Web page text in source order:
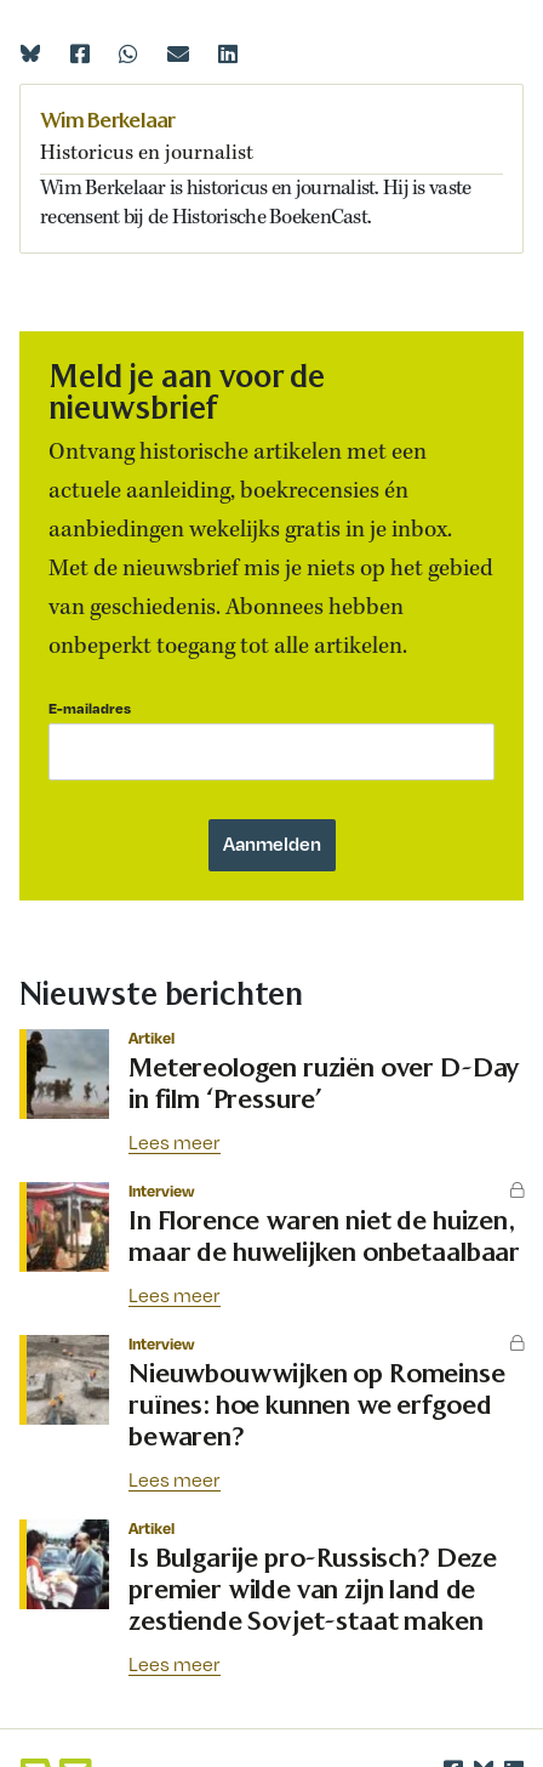
Wim Berkelaar
Historicus en journalist
Wim Berkelaar is historicus en journalist. Hij is vaste
recensent bij de Historische BoekenCast.
Meld je aan voor de
nieuwsbrief
Ontvang historische artikelen met een
actuele aanleiding, boekrecensies én
aanbiedingen wekelijks gratis in je inbox.
Met de nieuwsbrief mis je niets op het gebied
van geschiedenis. Abonnees hebben
onbeperkt toegang tot alle artikelen.
E-mailadres
Nieuwste berichten
Artikel
Metereologen ruziën over D-Day
in film ‘Pressure’
Lees meer
Interview
In Florence waren niet de huizen,
maar de huwelijken onbetaalbaar
Lees meer
Interview
Nieuwbouwwijken op Romeinse
ruïnes: hoe kunnen we erfgoed
bewaren?
Lees meer
Artikel
Is Bulgarije pro-Russisch? Deze
premier wilde van zijn land de
zestiende Sovjet-staat maken
Lees meer